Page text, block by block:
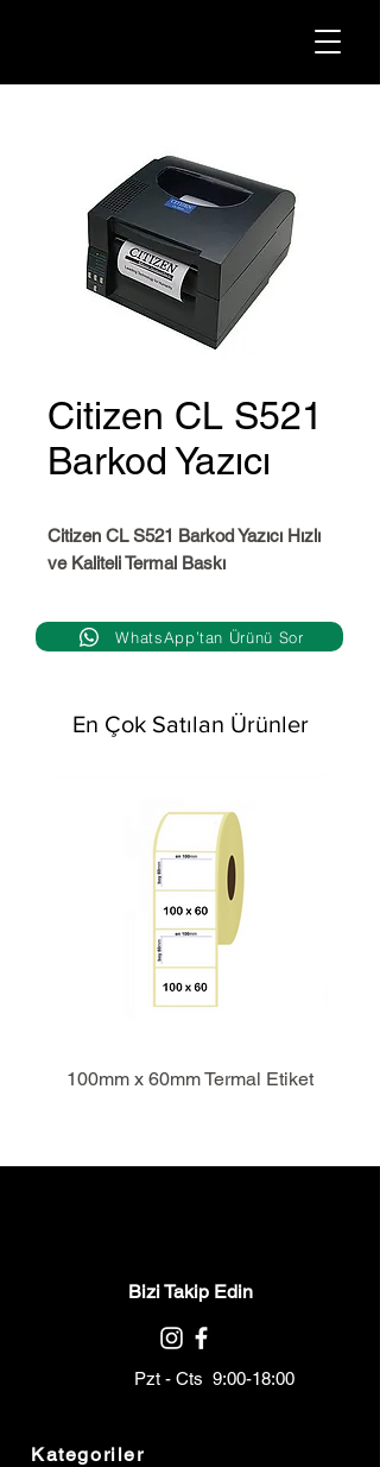
Citizen CL S521
Barkod Yazıcı
Citizen CL S521 Barkod Yazıcı Hızlı
ve Kaliteli Termal Baskı
WhatsApp’tan Ürünü Sor
En Çok Satılan Ürünler
100mm x 60mm Termal Etiket
Bizi Takip Edin
Pzt - Cts 9:00-18:00
Kategoriler